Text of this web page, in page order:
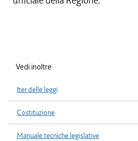
Vedi inoltre
Iter delle leggi
Costituzione
Manuale tecniche legislative